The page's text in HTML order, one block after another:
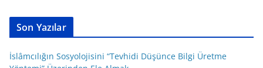
e
r
Son Yazılar
İslâmcılığın Sosyolojisini “Tevhidi Düşünce Bilgi Üretme